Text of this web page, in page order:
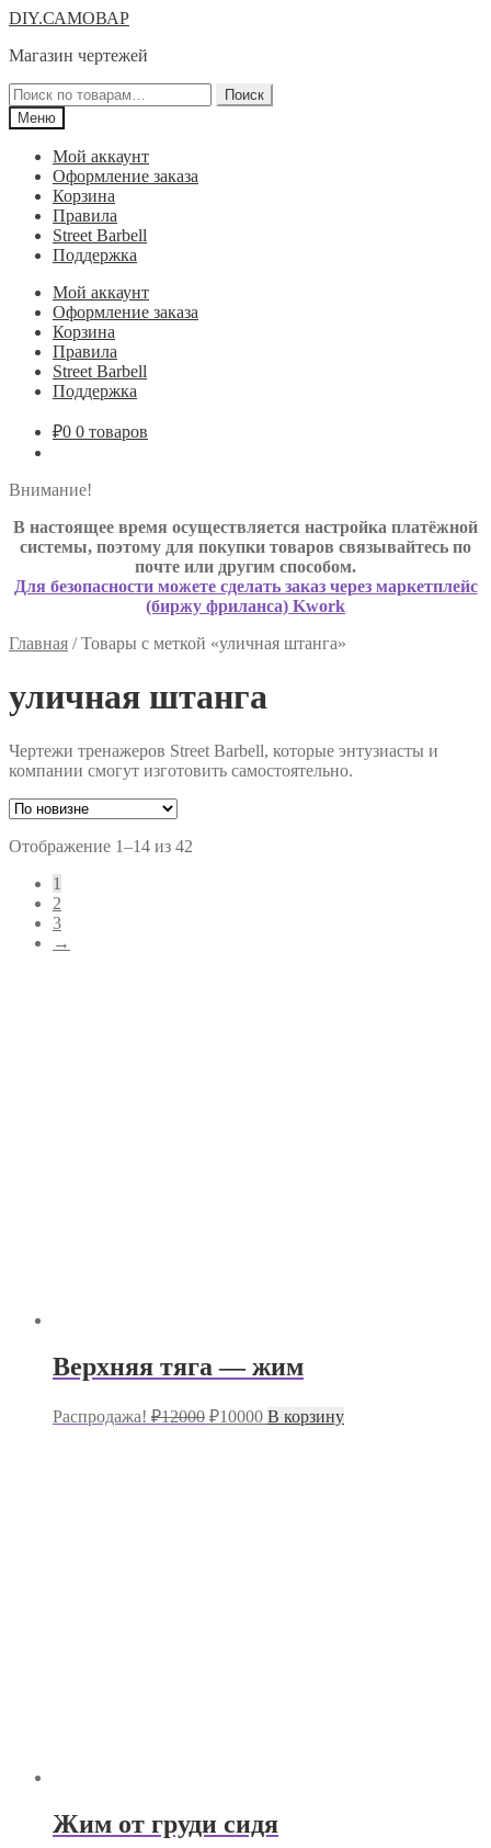
Перейти
навигации
Перейти
содержимому
DIY.САМОВАР
Магазин чертежей
Искать:
Поиск
Меню
Мой аккаунт
Оформление заказа
Корзина
Правила
Street Barbell
Поддержка
Мой аккаунт
Оформление заказа
Корзина
Правила
Street Barbell
Поддержка
₽0 0 товаров
Внимание!
В настоящее время осуществляется настройка платёжной
системы, поэтому для покупки товаров связывайтесь по
почте или другим способом.
Для безопасности можете сделать заказ через маркетплейс
(биржу фриланса) Kwork
Главная /Товары с меткой «уличная штанга»
уличная штанга
Чертежи тренажеров Street Barbell, которые энтузиасты и
компании смогут изготовить самостоятельно.
Отображение 1–14 из 42
1
2
3
→
Верхняя тяга — жим
Распродажа! ₽12000 Первоначальная
₽10000Текущая
цена:
В корзину
Жим от груди сидя